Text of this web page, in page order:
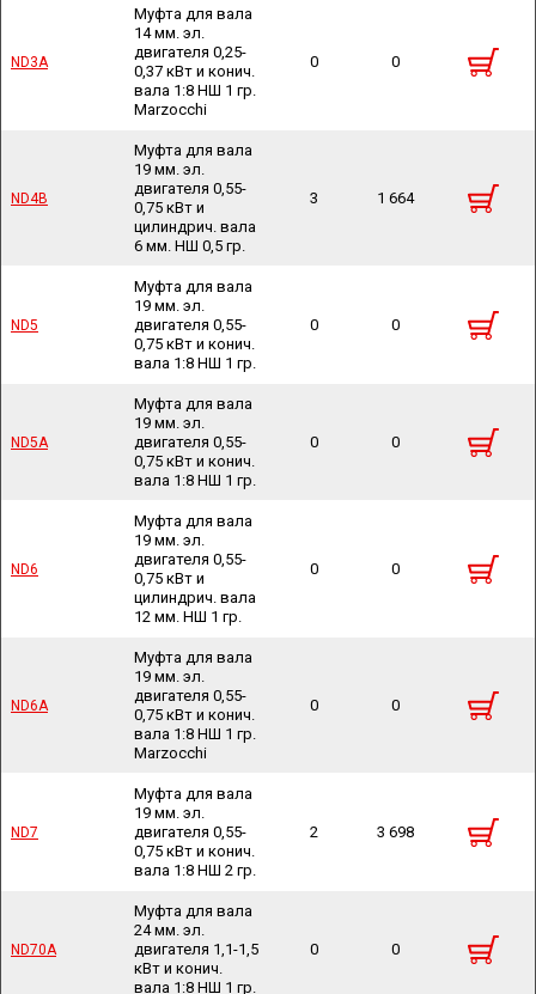
ND3A
Муфта для вала
14 мм. эл.
двигателя 0,25-
0,37 кВт и конич.
вала 1:8 НШ 1 гр.
Marzocchi
0 0
ND4B
Муфта для вала
19 мм. эл.
двигателя 0,55-
0,75 кВт и
цилиндрич. вала
6 мм. НШ 0,5 гр.
3 1 664
ND5
Муфта для вала
19 мм. эл.
двигателя 0,55-
0,75 кВт и конич.
вала 1:8 НШ 1 гр.
0 0
ND5A
Муфта для вала
19 мм. эл.
двигателя 0,55-
0,75 кВт и конич.
вала 1:8 НШ 1 гр.
0 0
ND6
Муфта для вала
19 мм. эл.
двигателя 0,55-
0,75 кВт и
цилиндрич. вала
12 мм. НШ 1 гр.
0 0
ND6A
Муфта для вала
19 мм. эл.
двигателя 0,55-
0,75 кВт и конич.
вала 1:8 НШ 1 гр.
Marzocchi
0 0
ND7
Муфта для вала
19 мм. эл.
двигателя 0,55-
0,75 кВт и конич.
вала 1:8 НШ 2 гр.
2 3 698
ND70A
Муфта для вала
24 мм. эл.
двигателя 1,1-1,5
кВт и конич.
вала 1:8 НШ 1 гр.
0 0
ND3A
ND4B
ND5
ND5A
ND6
ND6A
ND7
ND70A